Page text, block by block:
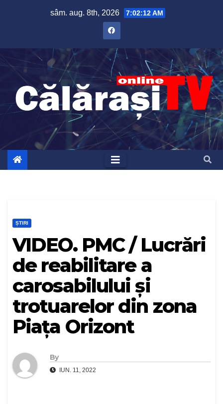
sâm. aug. 8th, 2026 7:02:12 AM
ȘTIRI
VIDEO. PMC / Lucrări
de reabilitare a
carosabilului și
trotuarelor din zona
Piața Orizont
By
IUN. 11, 2022